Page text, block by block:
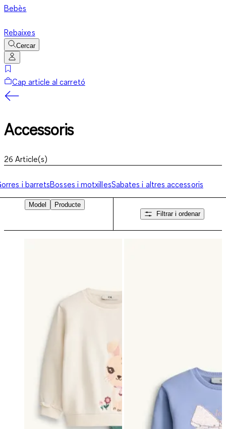
Bebès
Rebaixes
Cercar
Cap article al carretó
Accessoris
26 Article(s)
i barretsBosses i motxillesSabates i altres accessoris
Model
Producte
Filtrar i ordenar